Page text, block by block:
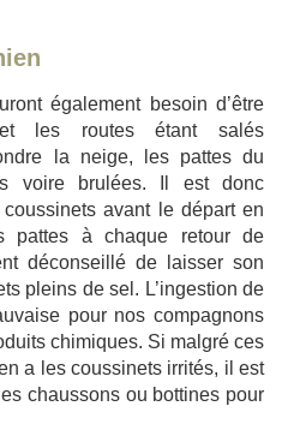
également besoin d’être
les routes étant salés
la neige, les pattes du
voire brulées. Il est donc
avant le départ en
pattes à chaque retour de
déconseillé de laisser son
pleins de sel. L’ingestion de
pour nos compagnons
chimiques. Si malgré ces
a les coussinets irrités, il est
chaussons ou bottines pour